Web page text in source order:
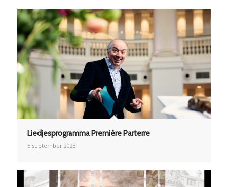
Liedjesprogramma Première Parterre
5 september 2023